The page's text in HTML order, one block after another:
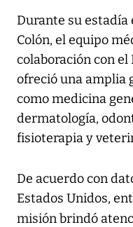
Durante su estadía
Colón, el equipo
colaboración con
ofreció una amplia
como medicina
dermatología,
fisioterapia y
De acuerdo con
Estados Unidos,
misión brindó